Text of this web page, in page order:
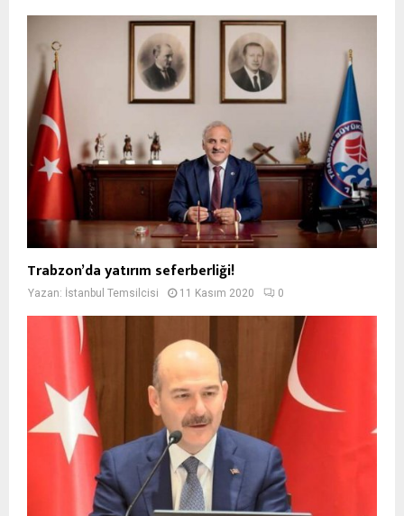
Trabzon’da yatırım seferberliği!
Yazan: İstanbul Temsilcisi 11 Kasım 2020 0